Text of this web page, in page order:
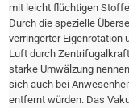
mit leicht flüchtigen
Durch die spezielle
verringerter Eigenrotation
Luft durch
starke Umwälzung
sich auch bei
entfernt würden. Das